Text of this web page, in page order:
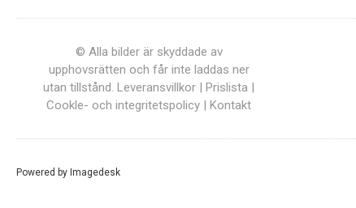
© Alla bilder är skyddade av
upphovsrätten och får inte laddas ner
utan tillstånd. Leveransvillkor | Prislista |
Cookle- och integritetspolicy | Kontakt
Powered by Imagedesk